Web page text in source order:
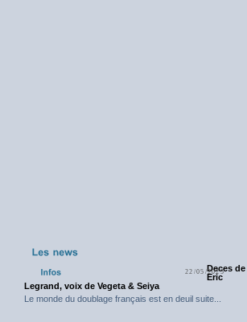
22/05/2025Deces de
Eric
Legrand, voix de Vegeta & Seiya
Le monde du doublage français est en deuil suite...